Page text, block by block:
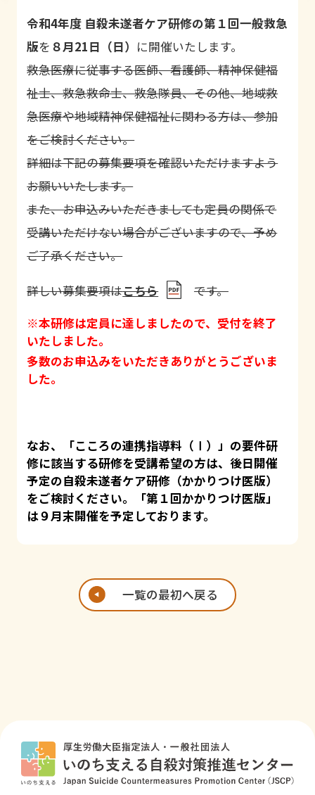
令和4年度 自殺未遂者ケア研修の第１回一般救急
版を ８月21日（日） に開催いたします。
救急医療に従事する医師、看護師、精神保健福
祉士、救急救命士、救急隊員、その他、地域救
急医療や地域精神保健福祉に関わる方は、参加
をご検討ください。
詳細は下記の募集要項を確認いただけますよう
お願いいたします。
また、お申込みいただきましても定員の関係で
受講いただけない場合がございますので、予め
ご了承ください。
詳しい募集要項はこちら
です。
※本研修は定員に達しましたので、受付を終了
いたしました。
多数のお申込みをいただきありがとうございま
した。
なお、「こころの連携指導料（Ⅰ）」の要件研
修に該当する研修を受講希望の方は、後日開催
予定の自殺未遂者ケア研修（かかりつけ医版）
をご検討ください。「第１回かかりつけ医版」
は９月末開催を予定しております。
一覧の最初へ戻る